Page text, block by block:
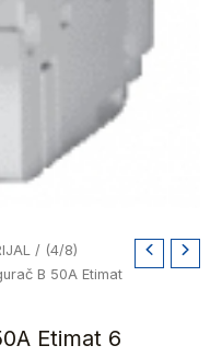
/ (4/8)
B 50A Etimat
Etimat 6